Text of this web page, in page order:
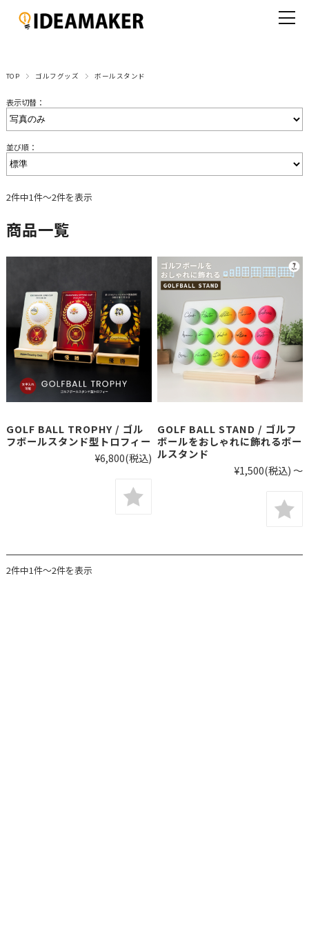
TOP ゴルフグッズ ボールスタンド
表示切替：
並び順：
2件中1件～2件を表示
商品一覧
GOLF BALL TROPHY / ゴル
フボールスタンド型トロフィー
¥6,800(税込)
GOLF BALL STAND / ゴルフ
ボールをおしゃれに飾れるボー
ルスタンド
¥1,500(税込)～
2件中1件～2件を表示